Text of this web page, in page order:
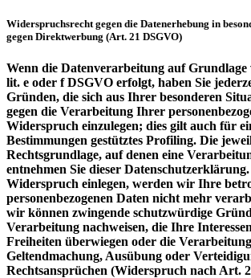
Widerspruchsrecht gegen die Datenerhebung in
gegen Direktwerbung (Art. 21 DSGVO)
Wenn die Datenverarbeitung auf Grundlage
lit. e oder f DSGVO erfolgt, haben Sie
Gründen, die sich aus Ihrer besonderen
gegen die Verarbeitung Ihrer
Widerspruch einzulegen; dies gilt auch für
Bestimmungen gestütztes Profiling. Die
Rechtsgrundlage, auf denen eine
entnehmen Sie dieser
Widerspruch einlegen, werden wir Ihre
personenbezogenen Daten nicht mehr
wir können zwingende schutzwürdige
Verarbeitung nachweisen, die Ihre
Freiheiten überwiegen oder die
Geltendmachung, Ausübung oder
Rechtsansprüchen (Widerspruch nach Art.